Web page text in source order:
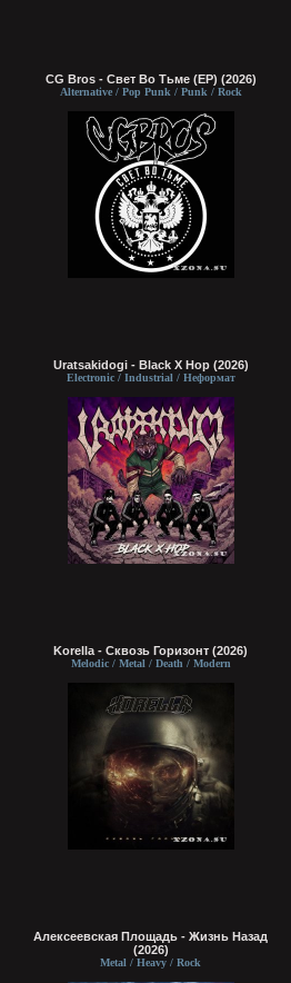
CG Bros - Свет Во Тьме (EP) (2026)
Alternative / Pop Punk / Punk / Rock
Uratsakidogi - Black X Hop (2026)
Electronic / Industrial / Неформат
Korella - Сквозь Горизонт (2026)
Melodic / Metal / Death / Modern
Алексеевская Площадь - Жизнь Назад
(2026)
Metal / Heavy / Rock